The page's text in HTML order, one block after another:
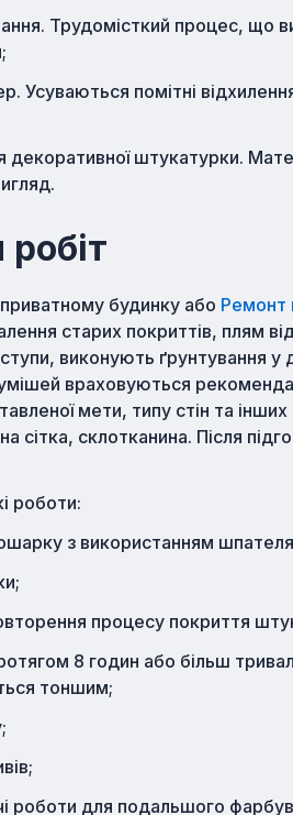
Трудомісткий процес, що
Усуваються помітні
декоративної штукатурки.
будинку або Ремонт
старих покриттів, плям
виконують ґрунтування
враховуються
мети, типу стін та
сітка, склотканина. Після
роботи:
з використанням
процесу покриття
8 годин або більш
тоншим;
роботи для подальшого